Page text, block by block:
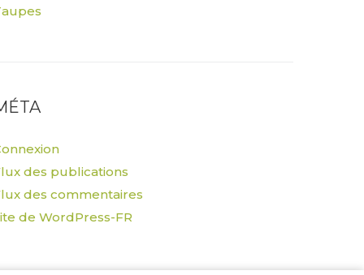
des publications
des commentaires
de WordPress-FR